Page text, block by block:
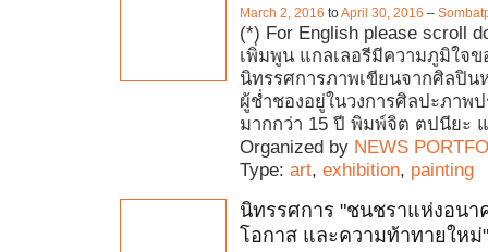
March 2, 2016 toApril 30, 2016 –
(*) For English please scroll
เพิ่มพูน แกลเลอรีมีความภูมิใจข
นิทรรศการภาพเขียนจากศิลปิน
ผู้ช่ำชองอยู่ในวงการศิลปะภาพ
มากกว่า 15 ปี พิมพ์จิต ตปนียะ
Organized by NEWS
Type: art, exhibition, painting
นิทรรศการ "ชนชราแห่งอนา
โอกาส และความท้าทายใหม่"